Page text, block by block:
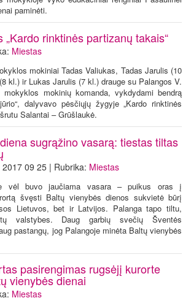
paminėti.
„Kardo rinktinės partizanų takais“
Miestas
mokiniai Tadas Valiukas, Tadas Jarulis (10
kl.) ir Lukas Jarulis (7 kl.) drauge su Palangos V.
mokyklos mokinių komanda, vykdydami bendrą
dalyvavo pėsčiųjų žygyje „Kardo rinktinės
Salantai – Grūšlaukė.
sugrąžino vasarą: tiestas tiltas
09 25 | Rubrika: Miestas
vėl buvo jaučiama vasara – puikus oras į
švęsti Baltų vienybės dienos sukvietė būrį
Lietuvos, bet ir Latvijos. Palanga tapo tiltu,
valstybes. Daug garbių svečių Šventės
pastangų, jog Palangoje minėta Baltų vienybės
pasirengimas rugsėjį kurorte
vienybės dienai
Miestas